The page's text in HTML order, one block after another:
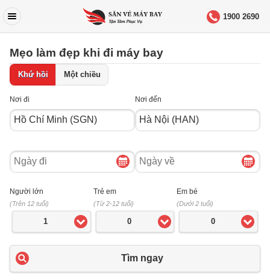
1900 2690
Mẹo làm đẹp khi đi máy bay
Khứ hồi Một chiều
Nơi đi Nơi đến
Ngày
đi
Ngày
về
Người lớn
(Trên 12 tuổi)
1
Trẻ em
(Từ 2-12 tuổi)
0
Em bé
(Dưới 2 tuổi)
0
Tìm ngay